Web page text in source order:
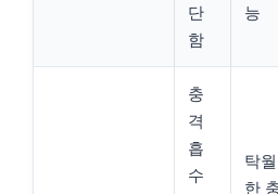
단
함
능
충
격
흡
수
탁월
한